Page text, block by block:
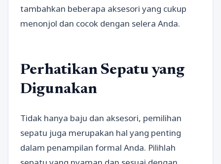
tambahkan beberapa aksesori yang cukup
menonjol dan cocok dengan selera Anda.
Perhatikan Sepatu yang
Digunakan
Tidak hanya baju dan aksesori, pemilihan
sepatu juga merupakan hal yang penting
dalam penampilan formal Anda. Pilihlah